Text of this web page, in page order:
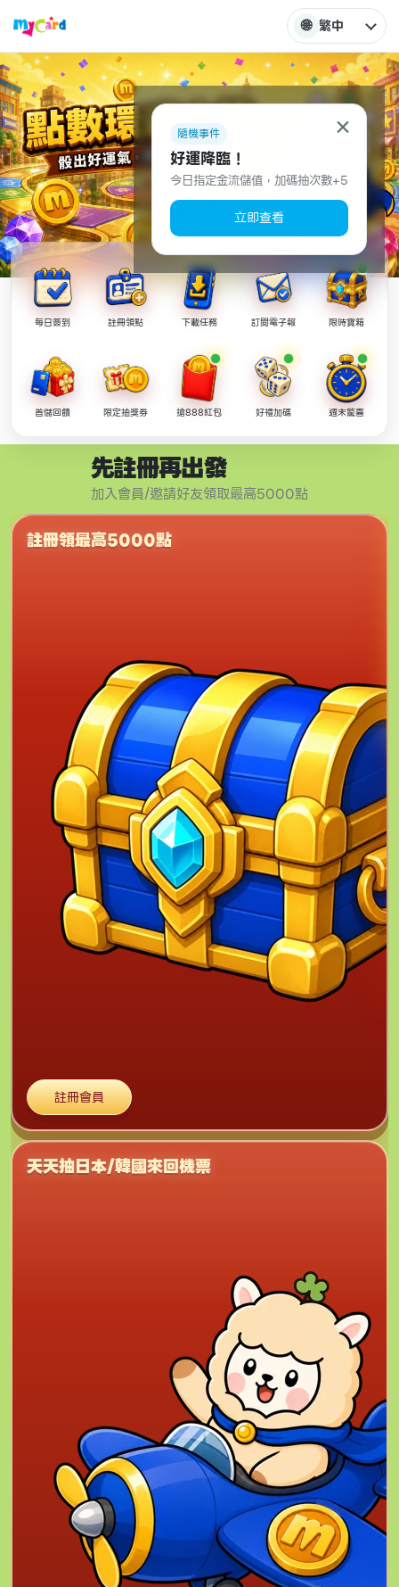
🌐 繁中
每日簽到 註冊領點 下載任務 訂閱電子報 限時寶箱
首儲回饋 限定抽獎券 搶888紅包 好禮加碼 週末驚喜
先註冊再出發
加入會員/邀請好友領取最高5000點
註冊領最高5000點
註冊會員
天天抽日本/韓國來回機票
×
隨機事件
好運降臨！
今日指定金流儲值，加碼抽次數+5
立即查看